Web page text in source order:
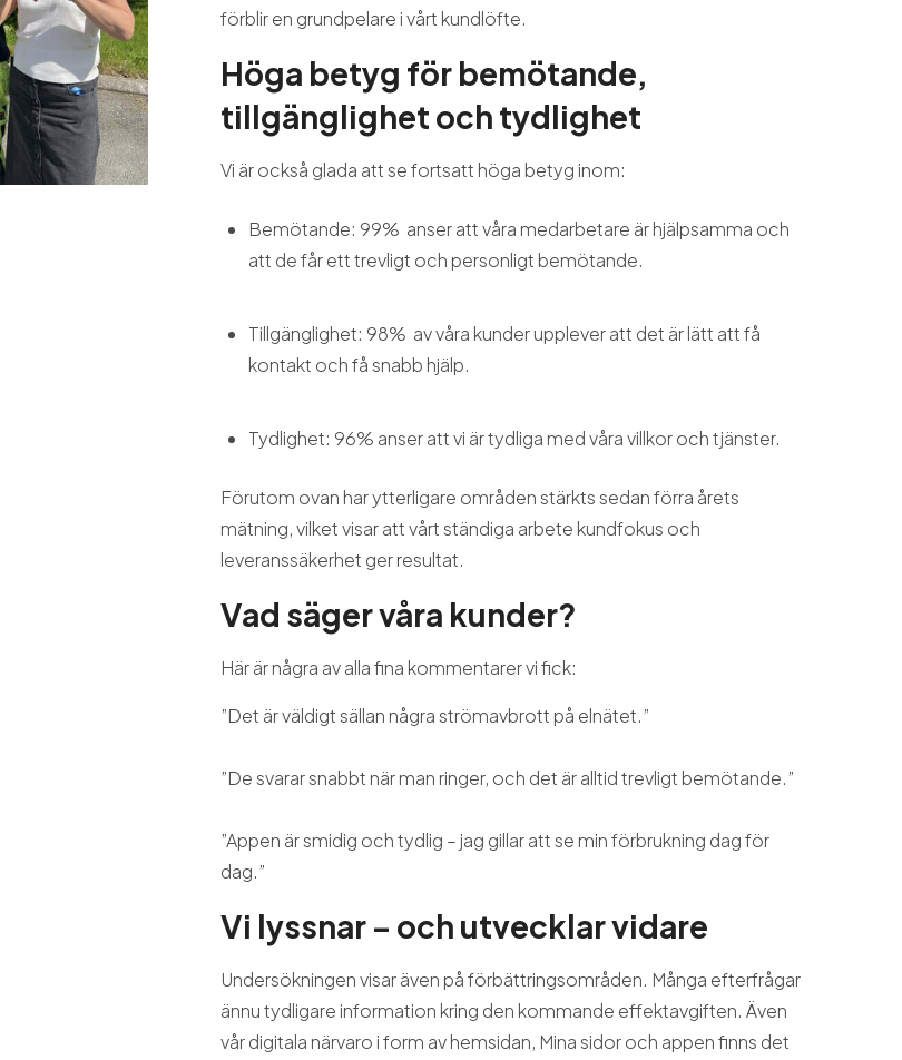
förblir en grundpelare i vårt kundlöfte.
Höga betyg för bemötande,
tillgänglighet och tydlighet
Vi är också glada att se fortsatt höga betyg inom:
Bemötande: 99% anser att våra medarbetare är hjälpsamma och
att de får ett trevligt och personligt bemötande.
Tillgänglighet: 98% av våra kunder upplever att det är lätt att få
kontakt och få snabb hjälp.
Tydlighet: 96% anser att vi är tydliga med våra villkor och tjänster.
Förutom ovan har ytterligare områden stärkts sedan förra årets
mätning, vilket visar att vårt ständiga arbete kundfokus och
leveranssäkerhet ger resultat.
Vad säger våra kunder?
Här är några av alla fina kommentarer vi fick:
”Det är väldigt sällan några strömavbrott på elnätet.”
”De svarar snabbt när man ringer, och det är alltid trevligt bemötande.”
”Appen är smidig och tydlig – jag gillar att se min förbrukning dag för
dag.”
Vi lyssnar – och utvecklar vidare
Undersökningen visar även på förbättringsområden. Många efterfrågar
ännu tydligare information kring den kommande effektavgiften. Även
vår digitala närvaro i form av hemsidan, Mina sidor och appen finns det